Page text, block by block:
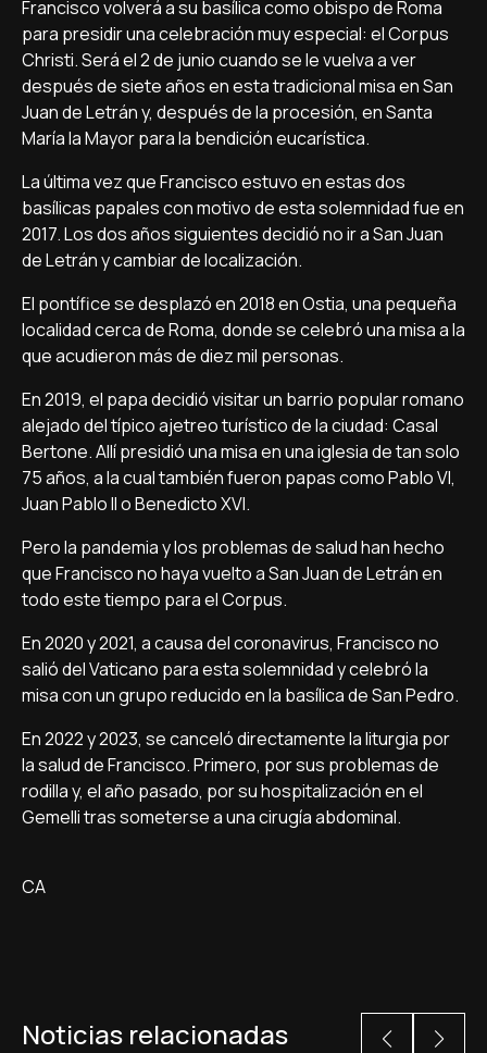
Francisco volverá a su basílica como obispo de Roma
para presidir una celebración muy especial: el Corpus
Christi. Será el 2 de junio cuando se le vuelva a ver
después de siete años en esta tradicional misa en San
Juan de Letrán y, después de la procesión, en Santa
María la Mayor para la bendición eucarística.
La última vez que Francisco estuvo en estas dos
basílicas papales con motivo de esta solemnidad fue en
2017. Los dos años siguientes decidió no ir a San Juan
de Letrán y cambiar de localización.
El pontífice se desplazó en 2018 en Ostia, una pequeña
localidad cerca de Roma, donde se celebró una misa a la
que acudieron más de diez mil personas.
En 2019, el papa decidió visitar un barrio popular romano
alejado del típico ajetreo turístico de la ciudad: Casal
Bertone. Allí presidió una misa en una iglesia de tan solo
75 años, a la cual también fueron papas como Pablo VI,
Juan Pablo II o Benedicto XVI.
Pero la pandemia y los problemas de salud han hecho
que Francisco no haya vuelto a San Juan de Letrán en
todo este tiempo para el Corpus.
En 2020 y 2021, a causa del coronavirus, Francisco no
salió del Vaticano para esta solemnidad y celebró la
misa con un grupo reducido en la basílica de San Pedro.
En 2022 y 2023, se canceló directamente la liturgia por
la salud de Francisco. Primero, por sus problemas de
rodilla y, el año pasado, por su hospitalización en el
Gemelli tras someterse a una cirugía abdominal.
CA
Noticias relacionadas